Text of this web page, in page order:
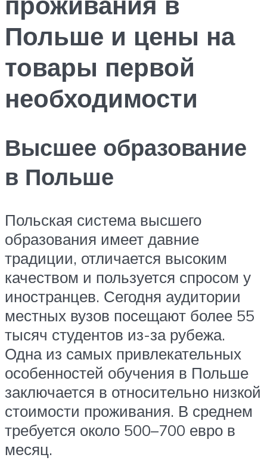
Польше и цены на
товары первой
необходимости
Высшее образование
в Польше
Польская система высшего
образования имеет давние
традиции, отличается высоким
качеством и пользуется спросом у
иностранцев. Сегодня аудитории
местных вузов посещают более 55
тысяч студентов из-за рубежа.
Одна из самых привлекательных
особенностей обучения в Польше
заключается в относительно низкой
стоимости проживания. В среднем
требуется около 500–700 евро в
месяц.